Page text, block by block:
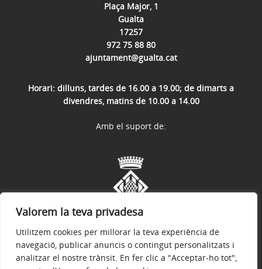
Valorem la teva privadesa
Utilitzem cookies per millorar la teva experiència de
navegació, publicar anuncis o contingut personalitzats i
analitzar el nostre trànsit. En fer clic a "Acceptar-ho tot",
Plaça Major, 1
Gualta
17257
972 75 88 80
ajuntament@gualta.cat
Horari: dilluns, tardes de 16.00 a 19.00; de dimarts a
divendres, matins de 10.00 a 14.00
Amb el suport de: